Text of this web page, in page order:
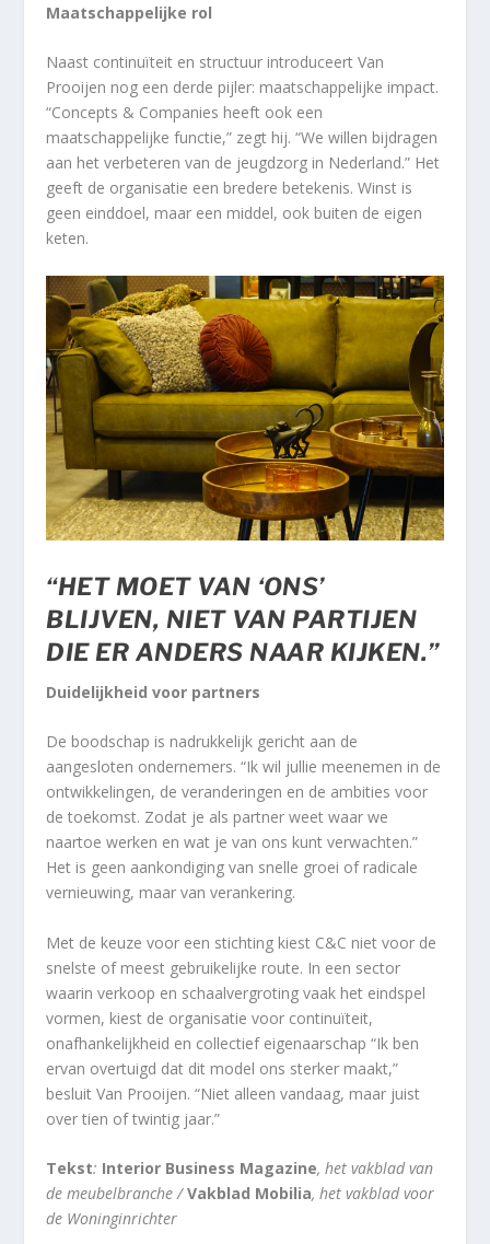
Maatschappelijke rol
Naast continuïteit en structuur introduceert Van
Prooijen nog een derde pijler: maatschappelijke impact.
“Concepts & Companies heeft ook een
maatschappelijke functie,” zegt hij. “We willen bijdragen
aan het verbeteren van de jeugdzorg in Nederland.” Het
geeft de organisatie een bredere betekenis. Winst is
geen einddoel, maar een middel, ook buiten de eigen
keten.
“HET MOET VAN ‘ONS’
BLIJVEN, NIET VAN PARTIJEN
DIE ER ANDERS NAAR KIJKEN.”
Duidelijkheid voor partners
De boodschap is nadrukkelijk gericht aan de
aangesloten ondernemers. “Ik wil jullie meenemen in de
ontwikkelingen, de veranderingen en de ambities voor
de toekomst. Zodat je als partner weet waar we
naartoe werken en wat je van ons kunt verwachten.”
Het is geen aankondiging van snelle groei of radicale
vernieuwing, maar van verankering.
Met de keuze voor een stichting kiest C&C niet voor de
snelste of meest gebruikelijke route. In een sector
waarin verkoop en schaalvergroting vaak het eindspel
vormen, kiest de organisatie voor continuïteit,
onafhankelijkheid en collectief eigenaarschap “Ik ben
ervan overtuigd dat dit model ons sterker maakt,”
besluit Van Prooijen. “Niet alleen vandaag, maar juist
over tien of twintig jaar.”
Tekst: Interior Business Magazine, het vakblad van
de meubelbranche /Vakblad Mobilia, het vakblad voor
de Woninginrichter